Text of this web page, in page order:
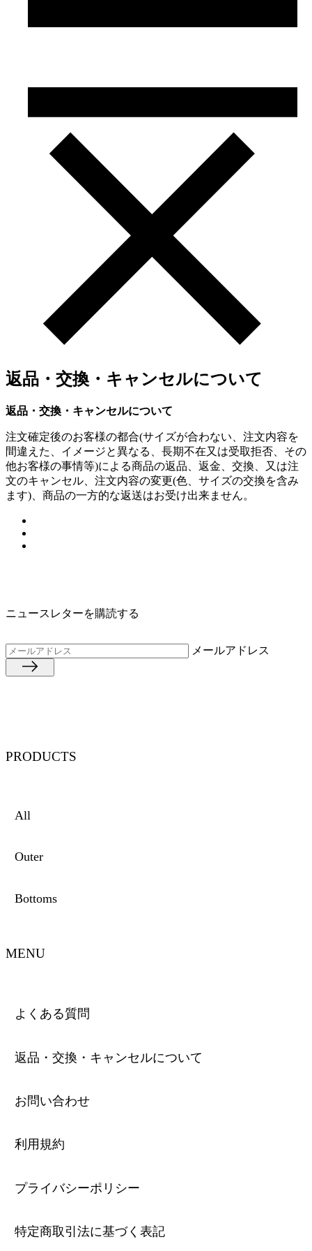
返品・交換・キャンセルについて
返品・交換・キャンセルについて
注文確定後のお客様の都合(サイズが合わない、注文内容を
間違えた、イメージと異なる、長期不在又は受取拒否、その
他お客様の事情等)による商品の返品、返金、交換、又は注
文のキャンセル、注文内容の変更(色、サイズの交換を含み
ます)、商品の一方的な返送はお受け出来ません。
ニュースレターを購読する
メールアドレス
PRODUCTS
All
Outer
Bottoms
MENU
よくある質問
返品・交換・キャンセルについて
お問い合わせ
利用規約
プライバシーポリシー
特定商取引法に基づく表記